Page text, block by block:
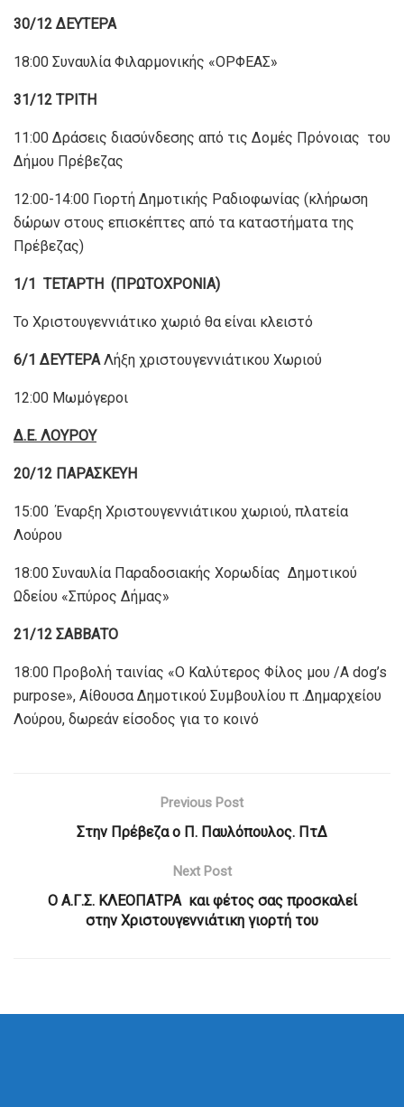
30/12 ΔΕΥΤΕΡΑ
18:00 Συναυλία Φιλαρμονικής «ΟΡΦΕΑΣ»
31/12 ΤΡΙΤΗ
11:00 Δράσεις διασύνδεσης από τις Δομές Πρόνοιας του
Δήμου Πρέβεζας
12:00-14:00 Γιορτή Δημοτικής Ραδιοφωνίας (κλήρωση
δώρων στους επισκέπτες από τα καταστήματα της
Πρέβεζας)
1/1 ΤΕΤΑΡΤΗ (ΠΡΩΤΟΧΡΟΝΙΑ)
Το Χριστουγεννιάτικο χωριό θα είναι κλειστό
6/1 ΔΕΥΤΕΡΑΛήξη χριστουγεννιάτικου Χωριού
12:00 Μωμόγεροι
Δ.Ε. ΛΟΥΡΟΥ
20/12 ΠΑΡΑΣΚΕΥΗ
15:00 Έναρξη Χριστουγεννιάτικου χωριού, πλατεία
Λούρου
18:00 Συναυλία Παραδοσιακής Χορωδίας Δημοτικού
Ωδείου «Σπύρος Δήμας»
21/12 ΣΑΒΒΑΤΟ
18:00 Προβολή ταινίας «Ο Καλύτερος Φίλος μου /A dog’s
purpose», Αίθουσα Δημοτικού Συμβουλίου π .Δημαρχείου
Λούρου, δωρεάν είσοδος για το κοινό
Previous Post
Στην Πρέβεζα ο Π. Παυλόπουλος. ΠτΔ
Next Post
Ο Α.Γ.Σ. ΚΛΕΟΠΑΤΡΑ και φέτος σας προσκαλεί
στην Χριστουγεννιάτικη γιορτή του